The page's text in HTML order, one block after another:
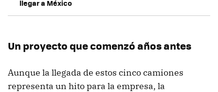
llegar a México
Un proyecto que comenzó años antes
Aunque la llegada de estos cinco camiones
representa un hito para la empresa, la